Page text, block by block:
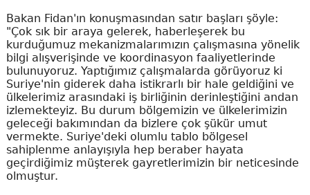
Bakan Fidan'ın konuşmasından satır başları şöyle:
"Çok sık bir araya gelerek, haberleşerek bu
kurduğumuz mekanizmalarımızın çalışmasına yönelik
bilgi alışverişinde ve koordinasyon faaliyetlerinde
bulunuyoruz. Yaptığımız çalışmalarda görüyoruz ki
Suriye'nin giderek daha istikrarlı bir hale geldiğini ve
ülkelerimiz arasındaki iş birliğinin derinleştiğini andan
izlemekteyiz. Bu durum bölgemizin ve ülkelerimizin
geleceği bakımından da bizlere çok şükür umut
vermekte. Suriye'deki olumlu tablo bölgesel
sahiplenme anlayışıyla hep beraber hayata
geçirdiğimiz müşterek gayretlerimizin bir neticesinde
olmuştur.